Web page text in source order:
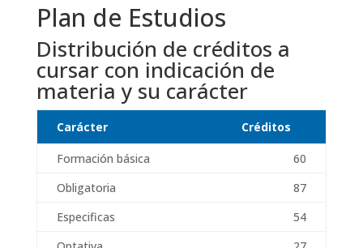
Plan de Estudios
Distribución de créditos a
cursar con indicación de
materia y su carácter
Carácter Créditos
Formación básica
60
Obligatoria
87
Especificas
54